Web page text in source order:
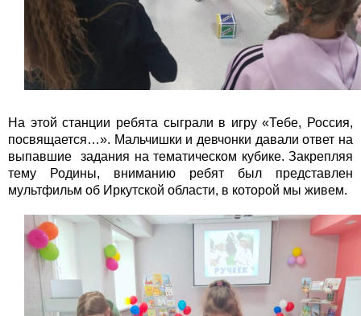
На этой станции ребята сыграли в игру «Тебе, Россия,
посвящается…». Мальчишки и девчонки давали ответ на
выпавшие задания на тематическом кубике. Закрепляя
тему Родины, вниманию ребят был представлен
мультфильм об Иркутской области, в которой мы живем.